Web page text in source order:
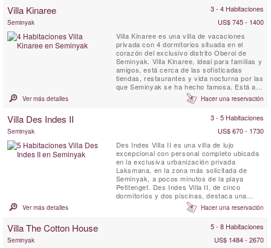
otras plantas tropicales. Villa Noa Oberoi es
Villa Kinaree 3 - 4 Habitaciones
Seminyak
US$ 745 - 1400
Villa Kinaree es una villa de vacaciones
privada con 4 dormitorios situada en el
corazón del exclusivo distrito Oberoi de
Seminyak. Villa Kinaree, ideal para familias y
amigos, está cerca de las sofisticadas
tiendas, restaurantes y vida nocturna por las
que Seminyak se ha hecho famosa. Está a
un corto paseo de la playa de Seminyak.
Ver más detalles Hacer una reservación
Villa Des Indes II 3 - 5 Habitaciones
Seminyak
US$ 670 - 1730
Des Indes Villa II es una villa de lujo
excepcional con personal completo ubicada
en la exclusiva urbanización privada
Laksmana, en la zona más solicitada de
Seminyak, a pocos minutos de la playa
Petitenget. Des Indes Villa II, de cinco
dormitorios y dos piscinas, destaca una
interpretación contemporánea del tradicional
joglo. Altas columnas sostienen el techo
lados abiertos bordeado por estanques de
koi frente a una piscina de 16 ...
Ver más detalles Hacer una reservación
Villa The Cotton House 5 - 8 Habitaciones
Seminyak
US$ 1484 - 2670